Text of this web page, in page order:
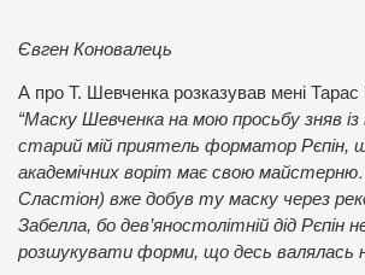
Євген Коновалець
А про Т. Шевченка розказував мені
“Маску Шевченка на мою просьбу зняв
старий мій приятель форматор Рєпін,
академічних воріт має свою
Сластіон) вже добув ту маску через
Забелла, бо дев’яностолітній дід Рєпін
розшукувати форми, що десь валялась